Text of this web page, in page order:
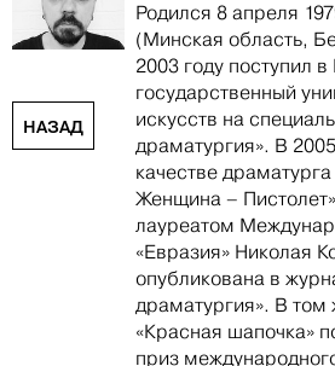
НАЗАД
Родился 8 апреля
(Минская область,
2003 году поступил
государственный
искусств на
драматургия». В
качестве
Женщина –
лауреатом
«Евразия» Николая
опубликована в
драматургия». В том
«Красная шапочка»
приз